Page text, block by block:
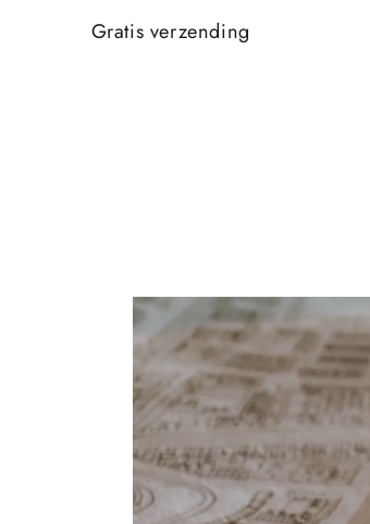
Gratis verzending